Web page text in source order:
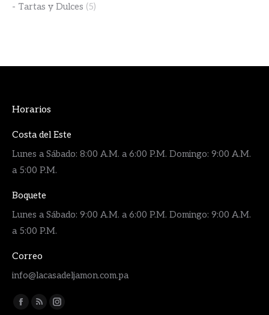
- Tartas y Dulces (5)
Horarios
Costa del Este
Lunes a Sábado: 8:00 A.M. a 6:00 P.M. Domingo: 9:00 A.M.
a 5:00 P.M.
Boquete
Lunes a Sábado: 9:00 A.M. a 6:00 P.M. Domingo: 9:00 A.M.
a 5:00 P.M.
Correo
info@lacasadeljamon.com.pa
Encuéntranos en:
Facebook
Rss Instagram